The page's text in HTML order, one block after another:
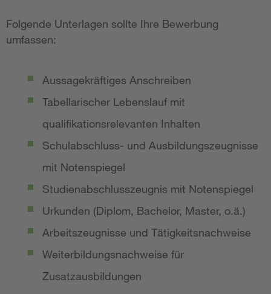
Folgende Unterlagen sollte Ihre Bewerbung
umfassen:
Aussagekräftiges Anschreiben
Tabellarischer Lebenslauf mit
qualifikationsrelevanten Inhalten
Schulabschluss- und Ausbildungszeugnisse
mit Notenspiegel
Studienabschlusszeugnis mit Notenspiegel
Urkunden (Diplom, Bachelor, Master, o.ä.)
Arbeitszeugnisse und Tätigkeitsnachweise
Weiterbildungsnachweise für
Zusatzausbildungen